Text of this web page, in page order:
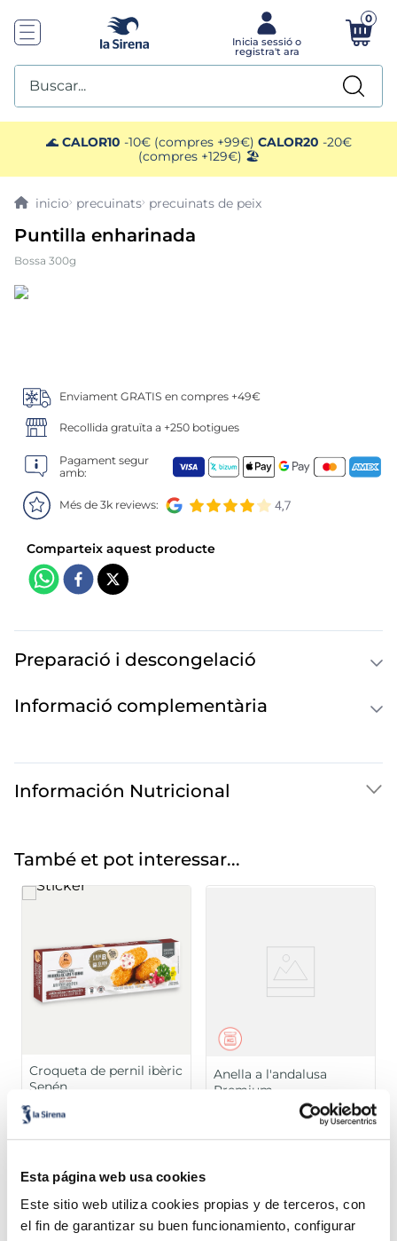
Esta página web usa cookies
Este sitio web utiliza cookies propias y de terceros, con
el fin de garantizar su buen funcionamiento, configurar
0
Buscar...
🌊 CALOR10 -10€ (compres +99€) CALOR20 -20€
(compres +129€) 🏖️
precuinats precuinats de peix
Puntilla enharinada
Bossa 300g
Enviament GRATIS en compres +49€
Recollida gratuïta a +250 botigues
Pagament segur
amb:
Més de 3k reviews:
Preparació i descongelació
Informació complementària
Información Nutricional
També et pot interessar...
Croqueta de pernil ibèric
Senén
Sin gluten
4,19 € Caixa 250 g
Añadir
Anella a l'andalusa
Premium
23,99 € Granel 500 g.
TOP SEARCHES
1. plato preparado
ensaladilla
3. gelats sirena
6. pan bao
. menus
10. salmó premium